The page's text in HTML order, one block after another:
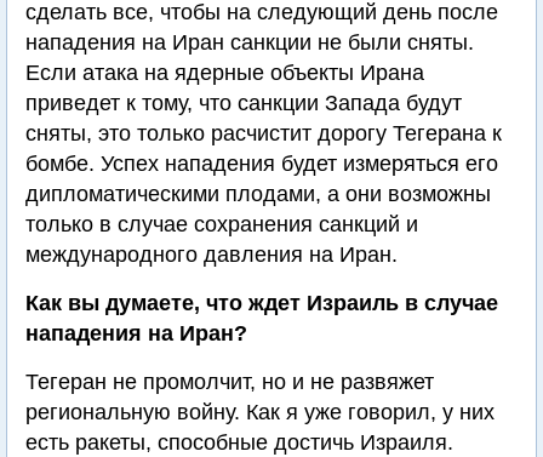
сделать все, чтобы на следующий день после
нападения на Иран санкции не были сняты.
Если атака на ядерные объекты Ирана
приведет к тому, что санкции Запада будут
сняты, это только расчистит дорогу Тегерана к
бомбе. Успех нападения будет измеряться его
дипломатическими плодами, а они возможны
только в случае сохранения санкций и
международного давления на Иран.
Как вы думаете, что ждет Израиль в случае
нападения на Иран?
Тегеран не промолчит, но и не развяжет
региональную войну. Как я уже говорил, у них
есть ракеты, способные достичь Израиля.